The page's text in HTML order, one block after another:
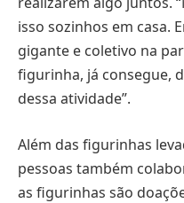
isso sozinhos em casa.
gigante e coletivo na
figurinha, já consegue,
dessa atividade”.
Além das figurinhas
pessoas também
as figurinhas são